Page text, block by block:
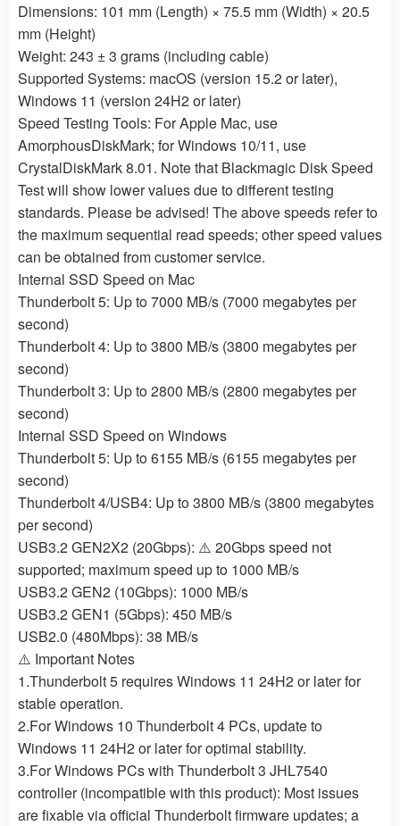
Dimensions: 101 mm (Length) × 75.5 mm (Width) × 20.5
mm (Height)
Weight: 243 ± 3 grams (including cable)
Supported Systems: macOS (version 15.2 or later),
Windows 11 (version 24H2 or later)
Speed Testing Tools: For Apple Mac, use
AmorphousDiskMark; for Windows 10/11, use
CrystalDiskMark 8.01. Note that Blackmagic Disk Speed
Test will show lower values due to different testing
standards. Please be advised! The above speeds refer to
the maximum sequential read speeds; other speed values
can be obtained from customer service.
Internal SSD Speed on Mac
Thunderbolt 5: Up to 7000 MB/s (7000 megabytes per
second)
Thunderbolt 4: Up to 3800 MB/s (3800 megabytes per
second)
Thunderbolt 3: Up to 2800 MB/s (2800 megabytes per
second)
Internal SSD Speed on Windows
Thunderbolt 5: Up to 6155 MB/s (6155 megabytes per
second)
Thunderbolt 4/USB4: Up to 3800 MB/s (3800 megabytes
per second)
USB3.2 GEN2X2 (20Gbps): ⚠️ 20Gbps speed not
supported; maximum speed up to 1000 MB/s
USB3.2 GEN2 (10Gbps): 1000 MB/s
USB3.2 GEN1 (5Gbps): 450 MB/s
USB2.0 (480Mbps): 38 MB/s
⚠️ Important Notes
1.Thunderbolt 5 requires Windows 11 24H2 or later for
stable operation.
2.For Windows 10 Thunderbolt 4 PCs, update to
Windows 11 24H2 or later for optimal stability.
3.For Windows PCs with Thunderbolt 3 JHL7540
controller (incompatible with this product): Most issues
are fixable via official Thunderbolt firmware updates; a